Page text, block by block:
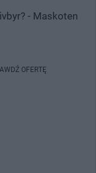
- Maskoten
OFERTĘ